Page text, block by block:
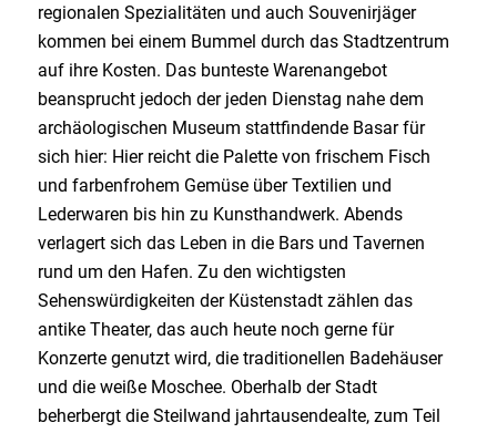
regionalen Spezialitäten und auch Souvenirjäger
kommen bei einem Bummel durch das Stadtzentrum
auf ihre Kosten. Das bunteste Warenangebot
beansprucht jedoch der jeden Dienstag nahe dem
archäologischen Museum stattfindende Basar für
sich hier: Hier reicht die Palette von frischem Fisch
und farbenfrohem Gemüse über Textilien und
Lederwaren bis hin zu Kunsthandwerk. Abends
verlagert sich das Leben in die Bars und Tavernen
rund um den Hafen. Zu den wichtigsten
Sehenswürdigkeiten der Küstenstadt zählen das
antike Theater, das auch heute noch gerne für
Konzerte genutzt wird, die traditionellen Badehäuser
und die weiße Moschee. Oberhalb der Stadt
beherbergt die Steilwand jahrtausendealte, zum Teil